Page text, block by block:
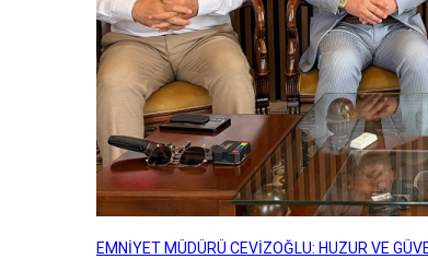
EMNİYET MÜDÜRÜ CEVİZOĞLU: HUZUR VE